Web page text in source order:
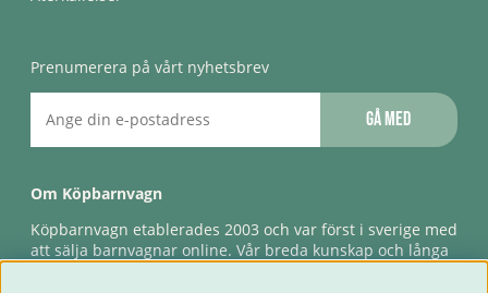
Prenumerera på vårt nyhetsbrev
Gå med
Om Köpbarnvagn
Köpbarnvagn etablerades 2003 och var först i sverige med
att sälja barnvagnar online. Vår breda kunskap och långa